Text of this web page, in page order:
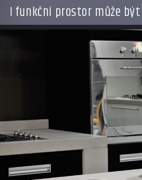
I funkční prostor může